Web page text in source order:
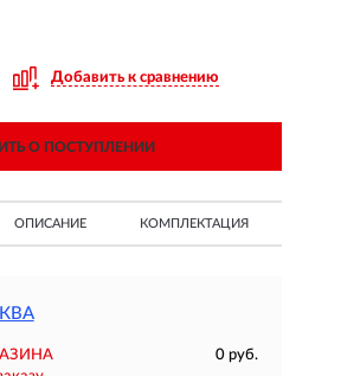
Добавить к сравнению
О ПОСТУПЛЕНИИ
ОПИСАНИЕ КОМПЛЕКТАЦИЯ
0 руб.